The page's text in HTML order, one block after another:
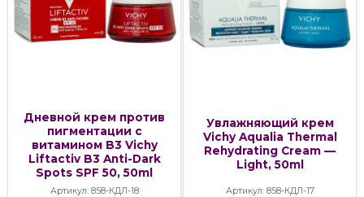
Дневной крем против
пигментации с
витамином B3 Vichy
Liftactiv B3 Anti-Dark
Spots SPF 50, 50ml
Артикул: 858-КДЛ-18
Увлажняющий крем
Vichy Aqualia Thermal
Rehydrating Cream —
Light, 50ml
Артикул: 858-КДЛ-17